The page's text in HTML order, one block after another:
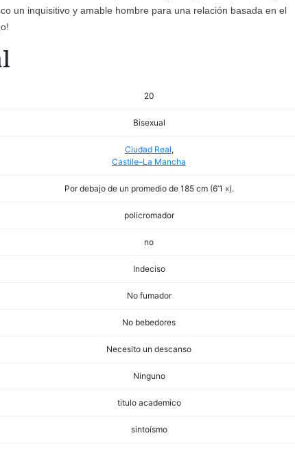
un inquisitivo y amable hombre para una relación basada en el
20
Bisexual
Ciudad Real,
Castile–La Mancha
Por debajo de un promedio de 185 cm (6’1 «).
policromador
no
Indeciso
No fumador
No bebedores
Necesito un descanso
Ninguno
titulo academico
sintoísmo